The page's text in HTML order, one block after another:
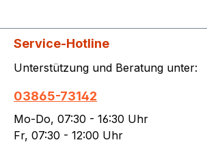
Service-Hotline
Unterstützung und Beratung unter:
03865-73142
Mo-Do, 07:30 - 16:30 Uhr
Fr, 07:30 - 12:00 Uhr